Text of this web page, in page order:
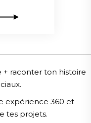
+ raconter ton histoire
expérience 360 et
tes projets.